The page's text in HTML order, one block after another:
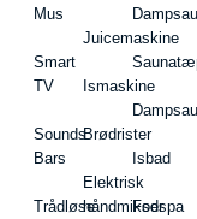
Mus
Smart
TV
Sounds
Bars
Trådløse
Juicemaskine
Ismaskine
Brødrister
Elektrisk
håndmikser
Isbad
Fodspa